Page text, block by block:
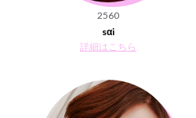
2560
sαi
詳細はこちら